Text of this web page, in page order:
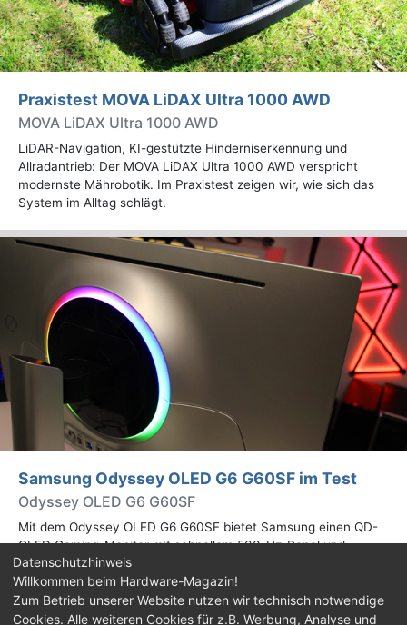
Praxistest MOVA LiDAX Ultra 1000 AWD
MOVA LiDAX Ultra 1000 AWD
LiDAR-Navigation, KI-gestützte Hinderniserkennung und
Allradantrieb: Der MOVA LiDAX Ultra 1000 AWD verspricht
modernste Mährobotik. Im Praxistest zeigen wir, wie sich das
System im Alltag schlägt.
Samsung Odyssey OLED G6 G60SF im Test
Odyssey OLED G6 G60SF
Mit dem Odyssey OLED G6 G60SF bietet Samsung einen QD-
OLED Gaming-Monitor mit schnellem 500-Hz-Panel und
WQHD-Auflösung an. Wir haben den 27 Zoll großen Monitor auf
Herz und Nieren geprüft.
Datenschutzhinweis
Willkommen beim Hardware-Magazin!
Zum Betrieb unserer Website nutzen wir technisch notwendige
Cookies. Alle weiteren Cookies für z.B. Werbung, Analyse und